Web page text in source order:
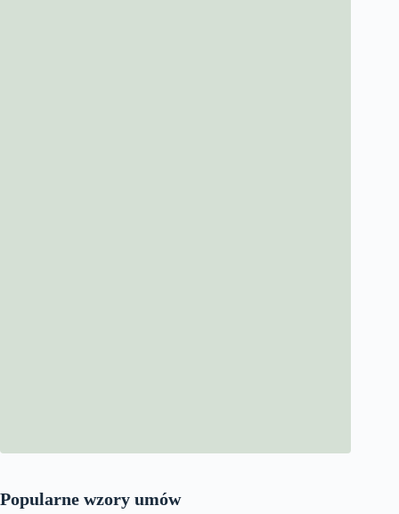
Popularne wzory umów